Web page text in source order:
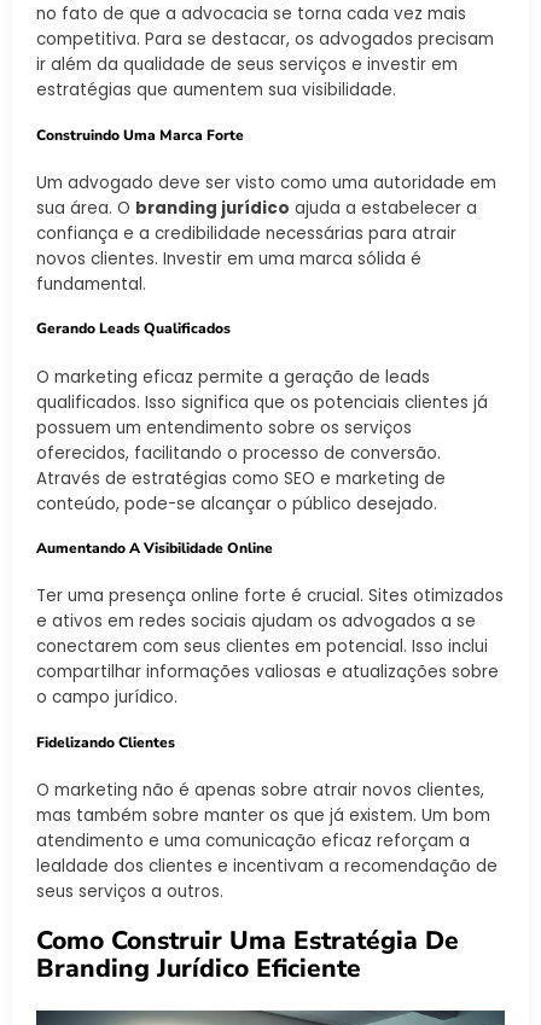
no fato de que a advocacia se torna cada vez mais
competitiva. Para se destacar, os advogados precisam
ir além da qualidade de seus serviços e investir em
estratégias que aumentem sua visibilidade.
Construindo Uma Marca Forte
Um advogado deve ser visto como uma autoridade em
sua área. O branding jurídico ajuda a estabelecer a
confiança e a credibilidade necessárias para atrair
novos clientes. Investir em uma marca sólida é
fundamental.
Gerando Leads Qualificados
O marketing eficaz permite a geração de leads
qualificados. Isso significa que os potenciais clientes já
possuem um entendimento sobre os serviços
oferecidos, facilitando o processo de conversão.
Através de estratégias como SEO e marketing de
conteúdo, pode-se alcançar o público desejado.
Aumentando A Visibilidade Online
Ter uma presença online forte é crucial. Sites otimizados
e ativos em redes sociais ajudam os advogados a se
conectarem com seus clientes em potencial. Isso inclui
compartilhar informações valiosas e atualizações sobre
o campo jurídico.
Fidelizando Clientes
O marketing não é apenas sobre atrair novos clientes,
mas também sobre manter os que já existem. Um bom
atendimento e uma comunicação eficaz reforçam a
lealdade dos clientes e incentivam a recomendação de
seus serviços a outros.
Como Construir Uma Estratégia De
Branding Jurídico Eficiente